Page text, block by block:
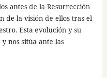
antes de la Resurrección
de la visión de ellos tras el
Esta evolución y su
nos sitúa ante las